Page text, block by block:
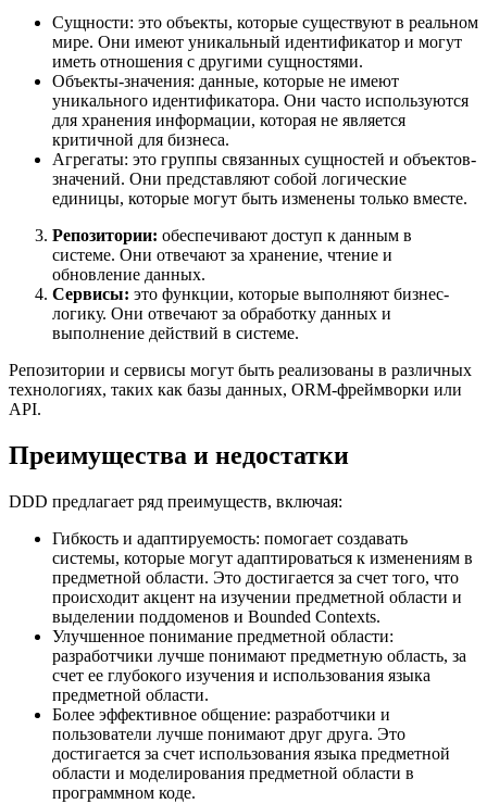
Сущности: это объекты, которые существуют в реальном
мире. Они имеют уникальный идентификатор и могут
иметь отношения с другими сущностями.
Объекты-значения: данные, которые не имеют
уникального идентификатора. Они часто используются
для хранения информации, которая не является
критичной для бизнеса.
Агрегаты: это группы связанных сущностей и объектов-
значений. Они представляют собой логические
единицы, которые могут быть изменены только вместе.
Репозитории: обеспечивают доступ к данным в
системе. Они отвечают за хранение, чтение и
обновление данных.
Сервисы: это функции, которые выполняют бизнес-
логику. Они отвечают за обработку данных и
выполнение действий в системе.
Репозитории и сервисы могут быть реализованы в различных
технологиях, таких как базы данных, ORM-фреймворки или
API.
Преимущества и недостатки
DDD предлагает ряд преимуществ, включая:
Гибкость и адаптируемость: помогает создавать
системы, которые могут адаптироваться к изменениям в
предметной области. Это достигается за счет того, что
происходит акцент на изучении предметной области и
выделении поддоменов и Bounded Contexts.
Улучшенное понимание предметной области:
разработчики лучше понимают предметную область, за
счет ее глубокого изучения и использования языка
предметной области.
Более эффективное общение: разработчики и
пользователи лучше понимают друг друга. Это
достигается за счет использования языка предметной
области и моделирования предметной области в
программном коде.